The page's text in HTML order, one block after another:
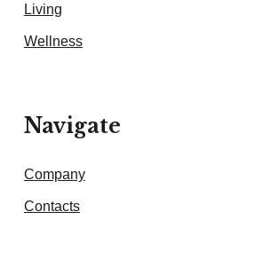
Living
Wellness
Navigate
Company
Contacts